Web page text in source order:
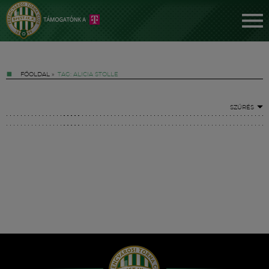
FŐOLDAL » TAG: ALICIA STOLLE
SZŰRÉS
Hírek